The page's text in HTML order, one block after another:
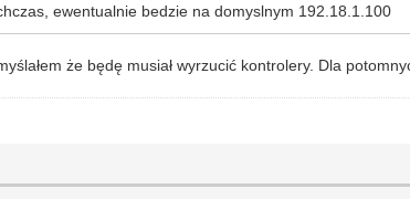
ewentualnie bedzie na domyslnym 192.18.1.100
myślałem że będę musiał wyrzucić kontrolery. Dla